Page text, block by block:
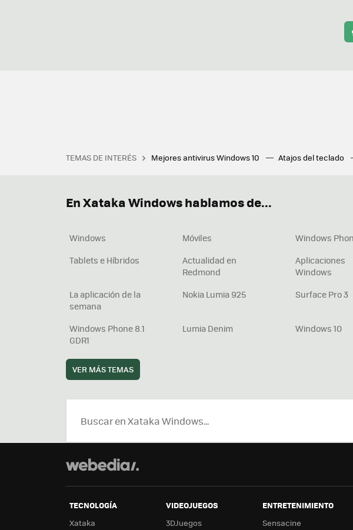
TEMAS DE INTERÉS Mejores antivirus Windows 10 Atajos del teclado
En Xataka Windows hablamos de...
Windows Móviles
Windows
Tablets e Híbridos
Actualidad en
Redmond
Aplicaciones
Windows
La aplicación de la
semana
Nokia Lumia 925 Surface Pro 3
Windows Phone 8.1
GDR1
Lumia Denim Windows 10
VER MÁS TEMAS
TECNOLOGÍA
Xataka
VIDEOJUEGOS
3DJuegos
ENTRETENIMIENTO
Sensacine